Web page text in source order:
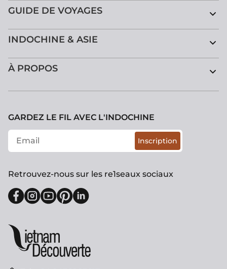
GUIDE DE VOYAGES
INDOCHINE & ASIE
À PROPOS
GARDEZ LE FIL AVEC L'INDOCHINE
Inscription
Retrouvez-nous sur les re1seaux sociaux